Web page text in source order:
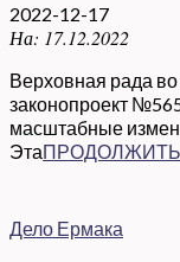
2022-12-17
На: 17.12.2022
Верховная рада
законопроект
масштабные
Эта
Дело Ермака